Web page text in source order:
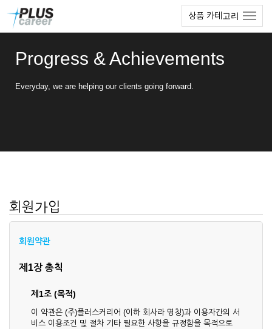
상품 카테고리
Progress & Achievements
Everyday, we are helping our clients going forward.
회원가입
회원약관
제1장 총칙
제1조 (목적)
이 약관은 (주)플러스커리어 (이하 회사라 명칭)과 이용자간의 서
비스 이용조건 및 절차 기타 필요한 사항을 규정함을 목적으로